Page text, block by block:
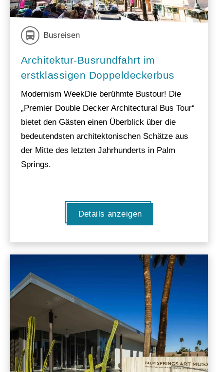
Busreisen
Architektur-Busrundfahrt im
erstklassigen Doppeldeckerbus
Modernism WeekDie berühmte Bustour! Die
„Premier Double Decker Architectural Bus Tour“
bietet den Gästen einen Überblick über die
bedeutendsten architektonischen Schätze aus
der Mitte des letzten Jahrhunderts in Palm
Springs.
Details anzeigen